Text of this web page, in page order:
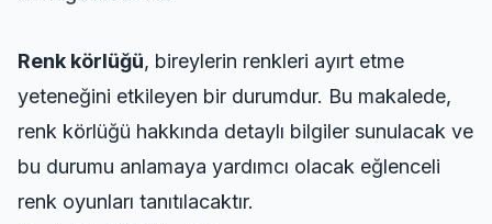
Renk körlüğü, bireylerin renkleri ayırt etme
yeteneğini etkileyen bir durumdur. Bu makalede,
renk körlüğü hakkında detaylı bilgiler sunulacak ve
bu durumu anlamaya yardımcı olacak eğlenceli
renk oyunları tanıtılacaktır.